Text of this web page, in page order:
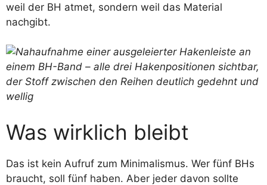
weil der BH atmet, sondern weil das Material
nachgibt.
Was wirklich bleibt
Das ist kein Aufruf zum Minimalismus. Wer fünf BHs
braucht, soll fünf haben. Aber jeder davon sollte